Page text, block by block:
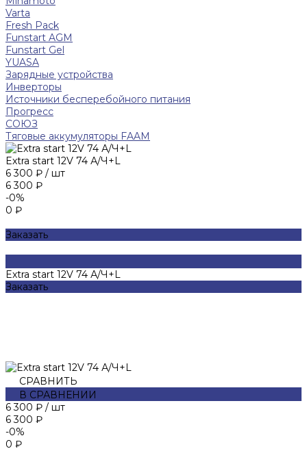
Varta
Fresh Pack
Funstart AGM
Funstart Gel
YUASA
Зарядные устройства
Инверторы
Источники бесперебойного питания
Прогресс
СОЮЗ
Тяговые аккумуляторы FAAM
Extra start 12V 74 А/Ч+L
6 300 ₽ / шт
6 300 ₽
-0%
0 ₽
Заказать
Extra start 12V 74 А/Ч+L
Заказать
СРАВНИТЬ
В СРАВНЕНИИ
6 300 ₽ / шт
6 300 ₽
-0%
0 ₽